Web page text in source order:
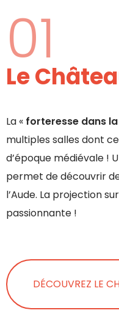
01
Le
La « forteresse dans
multiples salles dont
d’époque médiévale !
permet de découvrir
l’Aude. La projection
passionnante !
DÉCOUVREZ LE